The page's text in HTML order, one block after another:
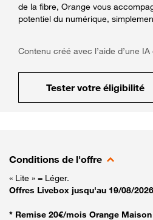
de la fibre, Orange vous
potentiel du numérique,
Contenu créé avec l’aide d’une
Tester votre éligibilité
Conditions de l'offre
« Lite » = Léger.
Offres Livebox jusqu'au 19/08/
* Remise 20€/mois Orange